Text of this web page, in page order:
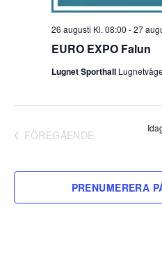
EURO EXPO Falun
26 augusti Kl. 08:00 -27
Lugnet Sporthall
FÖREGÅENDE
PRENUMERERA